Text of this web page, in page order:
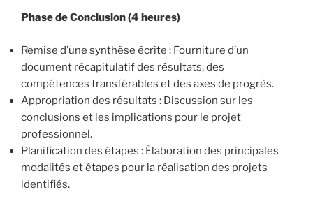
Phase de Conclusion (4 heures)
Remise d’une synthèse écrite : Fourniture d’un
document récapitulatif des résultats, des
compétences transférables et des axes de progrès.
Appropriation des résultats : Discussion sur les
conclusions et les implications pour le projet
professionnel.
Planification des étapes : Élaboration des principales
modalités et étapes pour la réalisation des projets
identifiés.